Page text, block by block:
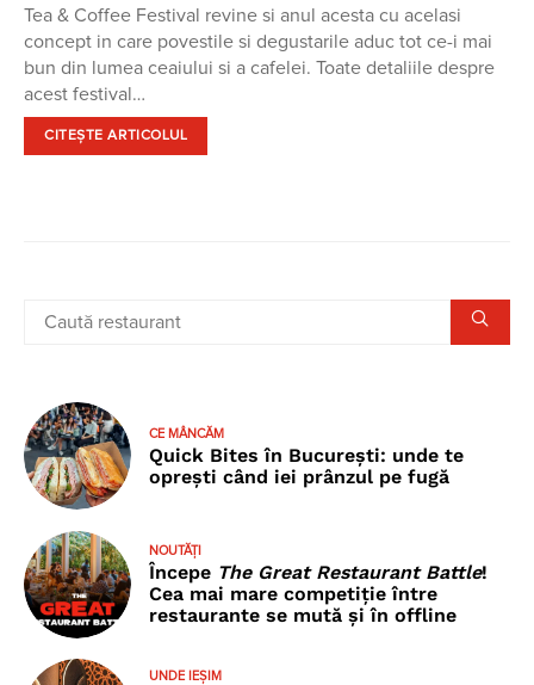
Tea & Coffee Festival revine si anul acesta cu acelasi
concept in care povestile si degustarile aduc tot ce-i mai
bun din lumea ceaiului si a cafelei. Toate detaliile despre
acest festival…
CITEȘTE ARTICOLUL
CE MÂNCĂM
Quick Bites în București: unde te
oprești când iei prânzul pe fugă
NOUTĂȚI
Începe The Great Restaurant Battle!
Cea mai mare competiție între
restaurante se mută și în offline
UNDE IEȘIM